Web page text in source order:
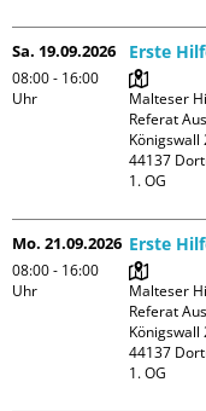
Sa. 19.09.2026
08:00 - 16:00
Uhr
Erste
Malteser
Referat
Königswall
44137
1. OG
Mo. 21.09.2026
08:00 - 16:00
Uhr
Erste
Malteser
Referat
Königswall
44137
1. OG